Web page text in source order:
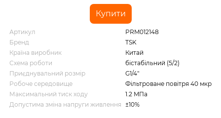
Купити
Артикул
PRM012148
Бренд
TSK
Країна виробник
Китай
Схема роботи
бістабільний (5/2)
Приєднувальний розмір
G1/4"
Робоче середовище
Фільтроване повітря 40 мкр
Максимальний тиск ходу
1.2 MПа
Допустима зміна напруги живлення ±10%